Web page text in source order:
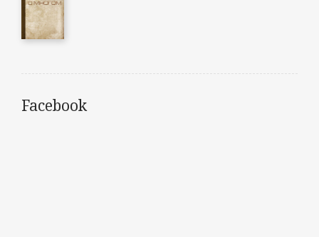
Facebook